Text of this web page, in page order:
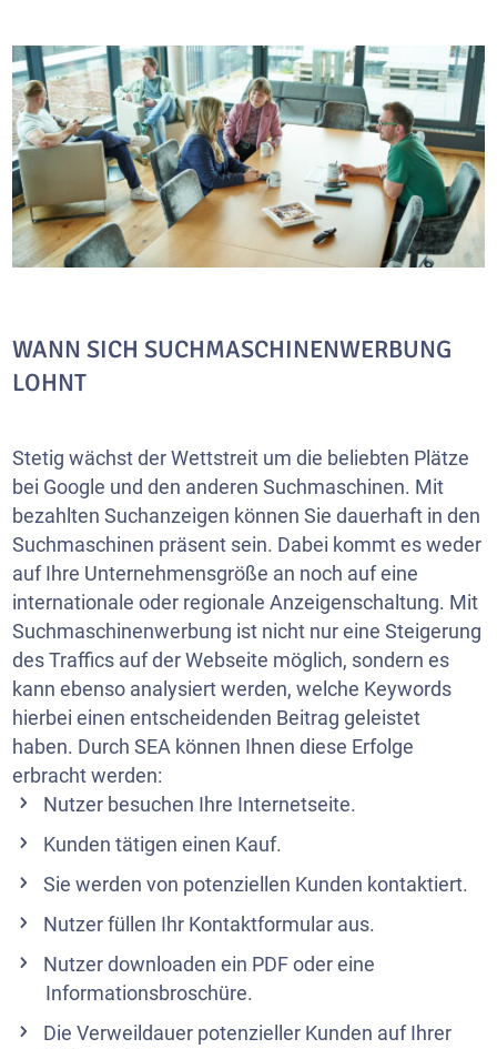
WANN SICH SUCHMASCHINENWERBUNG
LOHNT
Stetig wächst der Wettstreit um die beliebten Plätze
bei Google und den anderen Suchmaschinen. Mit
bezahlten Suchanzeigen können Sie dauerhaft in den
Suchmaschinen präsent sein. Dabei kommt es weder
auf Ihre Unternehmensgröße an noch auf eine
internationale oder regionale Anzeigenschaltung. Mit
Suchmaschinenwerbung ist nicht nur eine Steigerung
des Traffics auf der Webseite möglich, sondern es
kann ebenso analysiert werden, welche Keywords
hierbei einen entscheidenden Beitrag geleistet
haben. Durch SEA können Ihnen diese Erfolge
erbracht werden:
Nutzer besuchen Ihre Internetseite.
Kunden tätigen einen Kauf.
Sie werden von potenziellen Kunden kontaktiert.
Nutzer füllen Ihr Kontaktformular aus.
Nutzer downloaden ein PDF oder eine
Informationsbroschüre.
Die Verweildauer potenzieller Kunden auf Ihrer